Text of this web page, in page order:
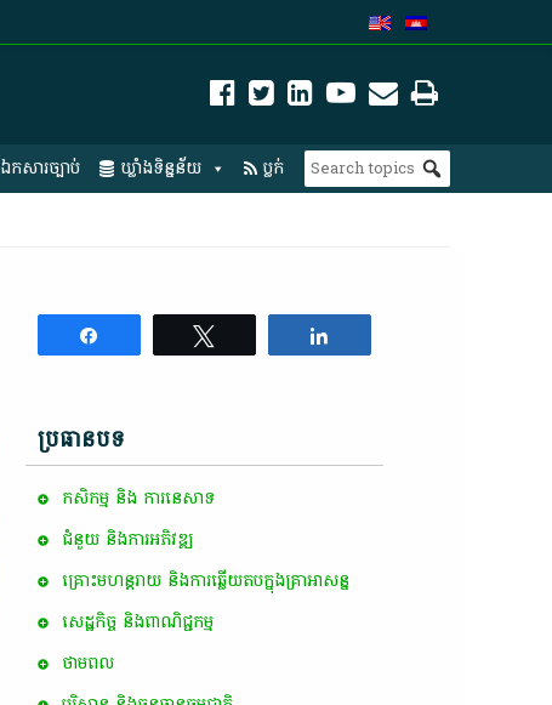
ឯកសារច្បាប់ ឃ្លាំងទិន្នន័យ ប្លក់
ប្រធានបទ
កសិកម្ម​ និង​ ការ​នេ​សាទ​
ជំនួយ និងការអភិវឌ្ឍ
គ្រោះមហន្តរាយ និងការឆ្លើយតបក្នុងគ្រាអាសន្ន
សេដ្ឋកិច្ច និងពាណិជ្ជកម្ម
ថាមពល